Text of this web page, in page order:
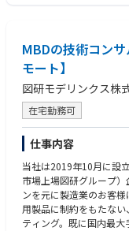
しております。
◎裁量を持って働ける環境
少数精鋭組織のため、プ
ぞれの強み、スキルを鑑
ェクトリーダーを任され
◎顧客志向
顧客が抱える悩み、課題
ンの提供ができます。
技術ベースでの議論が可
◎最先端と古き良き技術
＜具体的には＞
・まずは弊社技術職と
MBD/MBSEを使用した
す。
・入社後の教育について
り、プロジェクトを通し
・社風は、自由闊達で上
モート環境も確立され
＜働き方＞
・働き方についてはリ
の打合せや納品のため
（2）制御システム設計
（3）信号処理、統計処
（4）モーター制御やバ
経験をお持ちの方
（5）コンピュータビジ
をお持ちの方
（6）通信やクラウド関
（7）HILS・RCPなどを
ちの方
（8）システムズエンジ
方
（9）機械学習・ディー
MBDの技術コン
モート】
図研モデリンクス株
在宅勤務可
仕事内容
当社は2019年10月に設
市場上場図研グループ
ンを元に製造業のお客
用製品に制約をもたな
ティング。既に国内最